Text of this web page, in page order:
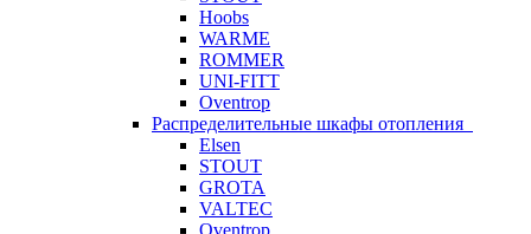
Hoobs
WARME
ROMMER
UNI-FITT
Oventrop
Распределительные шкафы отопления
Elsen
STOUT
GROTA
VALTEC
Oventrop